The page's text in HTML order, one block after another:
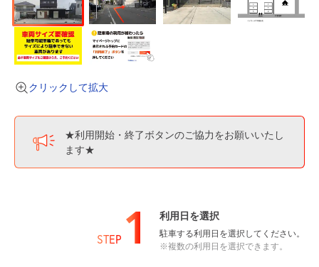
クリックして拡大
★利用開始・終了ボタンのご協力をお願いいたし
ます★
STEP 1 利用日を選択
駐車する利用日を選択してください。
※複数の利用日を選択できます。